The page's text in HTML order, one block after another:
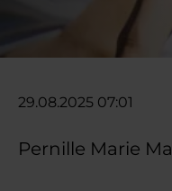
29.08.2025 07:01
Pernille Marie